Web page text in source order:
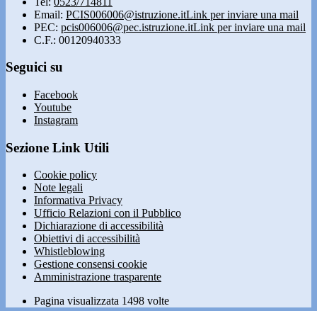
Email: PCIS006006@istruzione.itLink per inviare una mail
PEC: pcis006006@pec.istruzione.itLink per inviare una mail
C.F.: 00120940333
Seguici su
Facebook
Youtube
Instagram
Sezione Link Utili
Cookie policy
Note legali
Informativa Privacy
Ufficio Relazioni con il Pubblico
Dichiarazione di accessibilità
Obiettivi di accessibilità
Whistleblowing
Gestione consensi cookie
Amministrazione trasparente
Pagina visualizzata 1498 volte